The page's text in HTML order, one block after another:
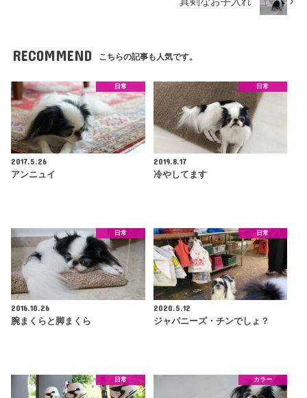
RECOMMEND こちらの記事も人気です。
日常
2017.5.26
アンニュイ
日常
2019.8.17
冷やしてます
日常
2016.10.26
腕まくらと脚まくら
日常
2020.5.12
ジャパニーズ・チンでしょ？
日常 カラー